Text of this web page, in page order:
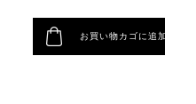
お買い物カゴに追加